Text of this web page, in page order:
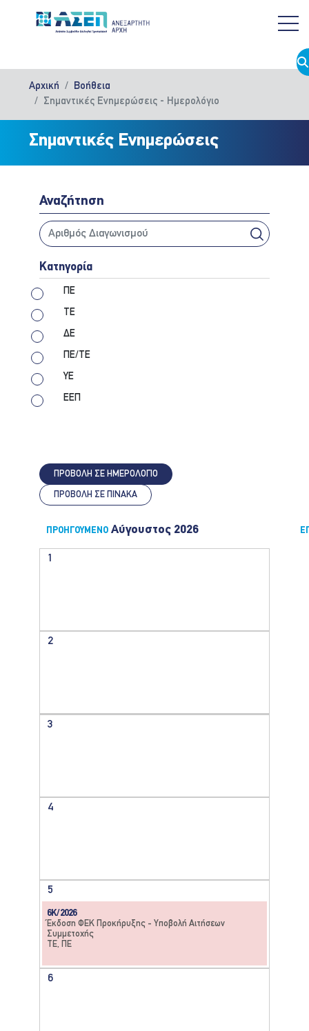
Αρχική
Boήθεια
Σημαντικές Ενημερώσεις - Ημερολόγιο
Σημαντικές Ενημερώσεις
ΠΡΟΒΟΛΗ ΣΕ ΗΜΕΡΟΛΟΓΙΟ
ΠΡΟΒΟΛΗ ΣΕ ΠΙΝΑΚΑ
ΠΡΟΗΓΟΎΜΕΝΟ Αύγουστος 2026
1
2
3
4
5
6Κ/2026
Έκδοση ΦΕΚ Προκήρυξης - Υποβολή Αιτήσεων
Συμμετοχής
ΤΕ, ΠΕ
6
Αναζήτηση
Κατηγορία
ΠΕ
ΤΕ
ΔΕ
ΠΕ/ΤΕ
ΥΕ
ΕΕΠ